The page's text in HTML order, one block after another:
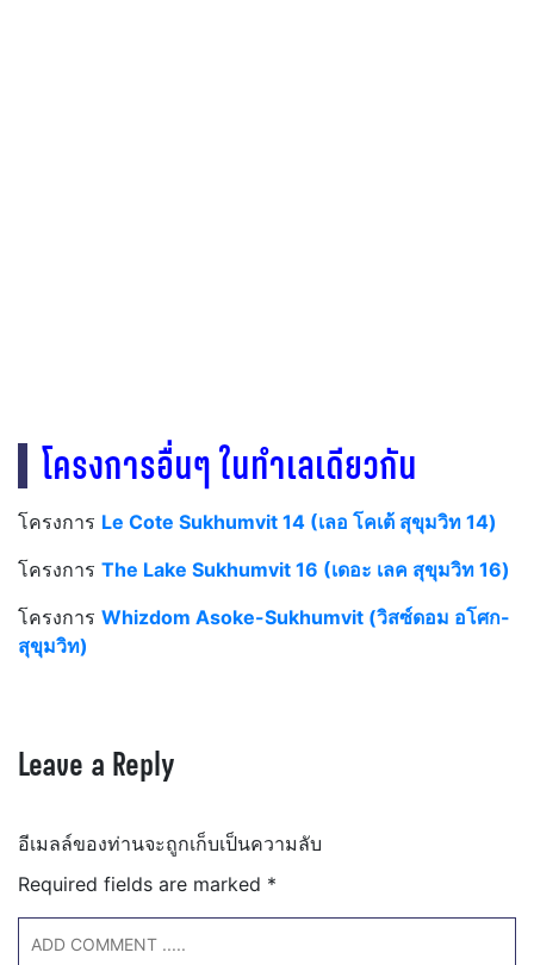
โครงการอื่นๆ ในทำเลเดียวกัน
โครงการ Le Cote Sukhumvit 14 (เลอ โคเต้ สุขุมวิท 14)
โครงการ The Lake Sukhumvit 16 (เดอะ เลค สุขุมวิท 16)
โครงการ Whizdom Asoke-Sukhumvit (วิสซ์ดอม อโศก-
สุขุมวิท)
Leave a Reply
อีเมลล์ของท่านจะถูกเก็บเป็นความลับ
Required fields are marked *